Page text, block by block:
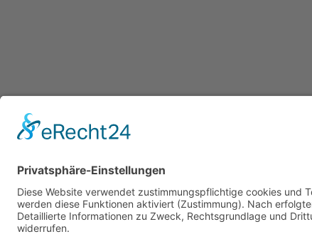
Copyright © 2026 Toms Apple Blog